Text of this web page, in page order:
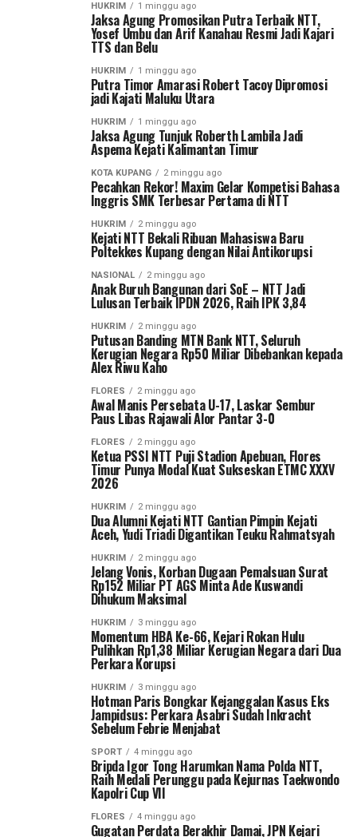
HUKRIM 1 minggu ago
Jaksa Agung Promosikan Putra Terbaik NTT,
Yosef Umbu dan Arif Kanahau Resmi Jadi Kajari
TTS dan Belu
HUKRIM 1 minggu ago
Putra Timor Amarasi Robert Tacoy Dipromosi
jadi Kajati Maluku Utara
HUKRIM 1 minggu ago
Jaksa Agung Tunjuk Roberth Lambila Jadi
Aspema Kejati Kalimantan Timur
KOTA KUPANG 2 minggu ago
Pecahkan Rekor! Maxim Gelar Kompetisi Bahasa
Inggris SMK Terbesar Pertama di NTT
HUKRIM 2 minggu ago
Kejati NTT Bekali Ribuan Mahasiswa Baru
Poltekkes Kupang dengan Nilai Antikorupsi
NASIONAL 2 minggu ago
Anak Buruh Bangunan dari SoE – NTT Jadi
Lulusan Terbaik IPDN 2026, Raih IPK 3,84
HUKRIM 2 minggu ago
Putusan Banding MTN Bank NTT, Seluruh
Kerugian Negara Rp50 Miliar Dibebankan kepada
Alex Riwu Kaho
FLORES 2 minggu ago
Awal Manis Persebata U-17, Laskar Sembur
Paus Libas Rajawali Alor Pantar 3-0
FLORES 2 minggu ago
Ketua PSSI NTT Puji Stadion Apebuan, Flores
Timur Punya Modal Kuat Sukseskan ETMC XXXV
2026
HUKRIM 2 minggu ago
Dua Alumni Kejati NTT Gantian Pimpin Kejati
Aceh, Yudi Triadi Digantikan Teuku Rahmatsyah
HUKRIM 2 minggu ago
Jelang Vonis, Korban Dugaan Pemalsuan Surat
Rp152 Miliar PT AGS Minta Ade Kuswandi
Dihukum Maksimal
HUKRIM 3 minggu ago
Momentum HBA Ke-66, Kejari Rokan Hulu
Pulihkan Rp1,38 Miliar Kerugian Negara dari Dua
Perkara Korupsi
HUKRIM 3 minggu ago
Hotman Paris Bongkar Kejanggalan Kasus Eks
Jampidsus: Perkara Asabri Sudah Inkracht
Sebelum Febrie Menjabat
SPORT 4 minggu ago
Bripda Igor Tong Harumkan Nama Polda NTT,
Raih Medali Perunggu pada Kejurnas Taekwondo
Kapolri Cup VII
FLORES 4 minggu ago
Gugatan Perdata Berakhir Damai, JPN Kejari